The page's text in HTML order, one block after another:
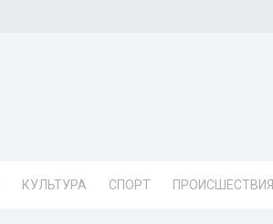
КУЛЬТУРА СПОРТ ПРОИСШЕСТВИЯ